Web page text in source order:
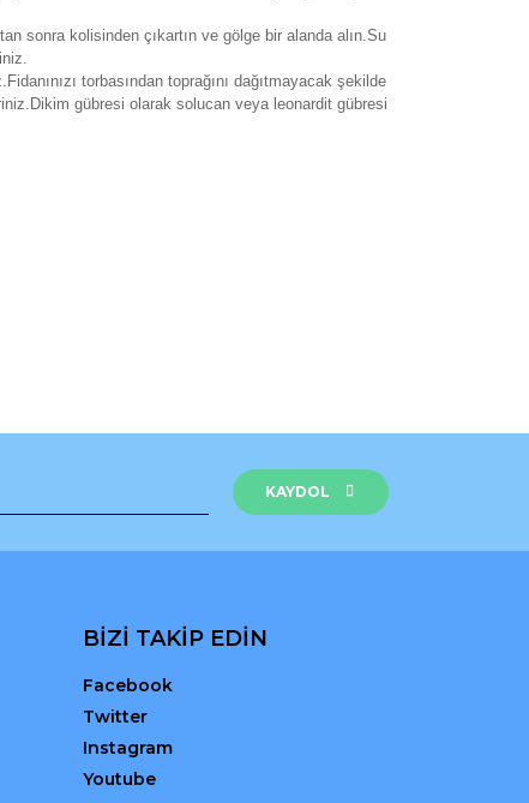
sonra kolisinden çıkartın ve gölge bir alanda alın.Su
torbasından toprağını dağıtmayacak şekilde
gübresi olarak solucan veya leonardit gübresi
tarafımıza iletebilirsiniz.
KAYDOL
BİZİ TAKİP EDİN
Facebook
Twitter
Instagram
Youtube